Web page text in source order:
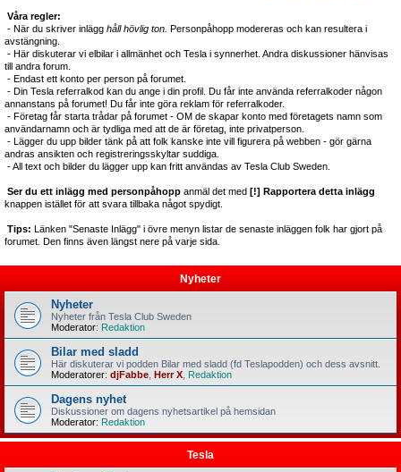
Våra regler:
- När du skriver inlägg håll hövlig ton. Personpåhopp modereras och kan resultera i
avstängning.
- Här diskuterar vi elbilar i allmänhet och Tesla i synnerhet. Andra diskussioner hänvisas
till andra forum.
- Endast ett konto per person på forumet.
- Din Tesla referralkod kan du ange i din profil. Du får inte använda referralkoder någon
annanstans på forumet! Du får inte göra reklam för referralkoder.
- Företag får starta trådar på forumet - OM de skapar konto med företagets namn som
användarnamn och är tydliga med att de är företag, inte privatperson.
- Lägger du upp bilder tänk på att folk kanske inte vill figurera på webben - gör gärna
andras ansikten och registreringsskyltar suddiga.
- All text och bilder du lägger upp kan fritt användas av Tesla Club Sweden.
Ser du ett inlägg med personpåhopp anmäl det med [!] Rapportera detta inlägg
knappen istället för att svara tillbaka något spydigt.
Tips: Länken "Senaste Inlägg" i övre menyn listar de senaste inläggen folk har gjort på
forumet. Den finns även längst nere på varje sida.
Nyheter
Nyheter
Nyheter från Tesla Club Sweden
Moderator: Redaktion
Bilar med sladd
Här diskuterar vi podden Bilar med sladd (fd Teslapodden) och dess avsnitt.
Moderatorer: djFabbe Herr X Redaktion
Dagens nyhet
Diskussioner om dagens nyhetsartikel på hemsidan
Moderator: Redaktion
Tesla